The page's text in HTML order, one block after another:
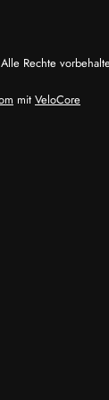
Rechte
mit VeloCore